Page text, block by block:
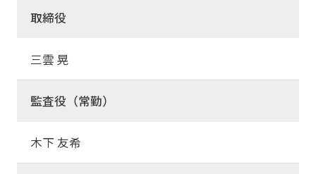
取締役
三雲 晃
監査役（常勤）
木下 友希